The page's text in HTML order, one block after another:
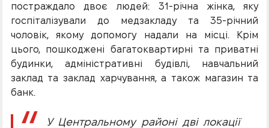
постраждало двоє людей: 31-річна жінка, яку
госпіталізували до медзакладу та 35-річний
чоловік, якому допомогу надали на місці. Крім
цього, пошкоджені багатоквартирні та приватні
будинки, адміністративні будівлі, навчальний
заклад та заклад харчування, а також магазин та
банк.
У Центральному районі дві локації